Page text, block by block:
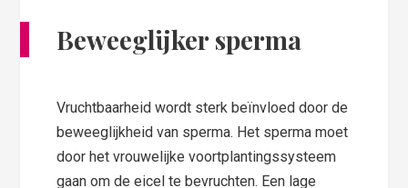
Beweeglijker sperma
Vruchtbaarheid wordt sterk beïnvloed door de
beweeglijkheid van sperma. Het sperma moet
door het vrouwelijke voortplantingssysteem
gaan om de eicel te bevruchten. Een lage